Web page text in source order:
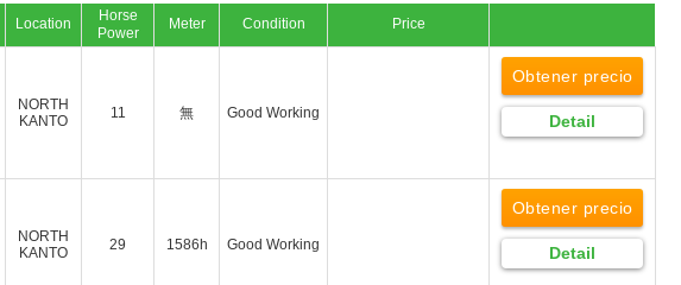
Location
Horse
Power
Meter Condition Price
NORTH
KANTO
11 無 Good Working
Obtener precio
Detail
NORTH
KANTO
29 1586h Good Working
Obtener precio
Detail